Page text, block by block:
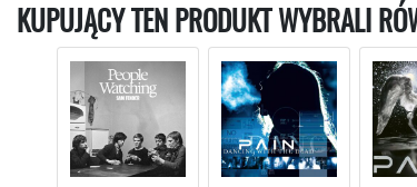
KUPUJĄCY TEN PRODUKT WYBRALI